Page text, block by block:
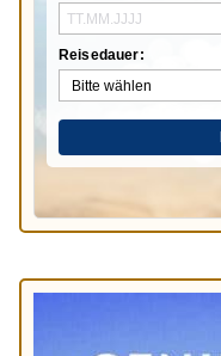
Reisedauer: